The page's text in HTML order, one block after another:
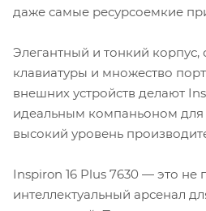
даже самые ресурсоемкие
Элегантный и тонкий корпус,
клавиатуры и множество
внешних устройств делают
идеальным компаньоном для
высокий уровень
Inspiron 16 Plus 7630 — это не
интеллектуальный арсенал